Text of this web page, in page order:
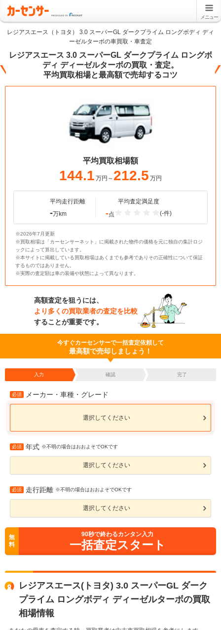
メニュー
レジアスエース（トヨタ） 3.0 スーパーGL ダークプライム ロングボディ ディ
ーゼルターボの車買取・車査定
レジアスエース 3.0 スーパーGL ダークプライム ロングボ
ディ ディーゼルターボの買取・査定。
平均買取相場と最高額で売却するコツ
平均買取相場額
144.1 万円～ 212.5 万円
平均走行距離
-万km
平均査定満足度
-点 (-件)
※2026年7月更新
※買取相場は「カーセンサーネット」に掲載された物件の価格を元に独自の集計ロジ
ックによって算出しています。
※本サイトに掲載している買取相場はあくまでも参考でありその正確性について保証
するものではありません。
※実際の査定額は車の装備や状態によって異なります。
高額査定を狙うには、
より多くの買取業者の査定を比較
することが重要です。
今すぐカーセンサーで一括査定依頼して
最高額で売却しましょう！
入力 確認 完了
必須 メーカー・車種・グレード
選択してください
必須 年式 ※不明の場合はおおよそでOKです
選択してください
必須 走行距離 ※不明の場合はおおよそでOKです
選択してください
無
料
90秒で終わるカンタン入力
一括査定スタート
レジアスエース(トヨタ) 3.0 スーパーGL ダーク
プライム ロングボディ ディーゼルターボの買取
相場情報